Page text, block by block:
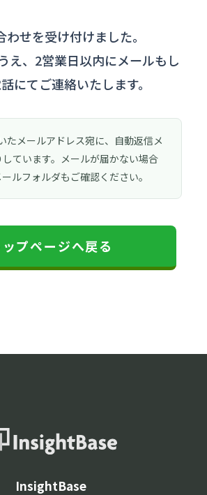
わせを受け付けました。
え、2営業日以内にメールもし
にてご連絡いたします。
たメールアドレス宛に、自動返信メ
ています。メールが届かない場合
ルフォルダもご確認ください。
ップページへ戻る
InsightBase